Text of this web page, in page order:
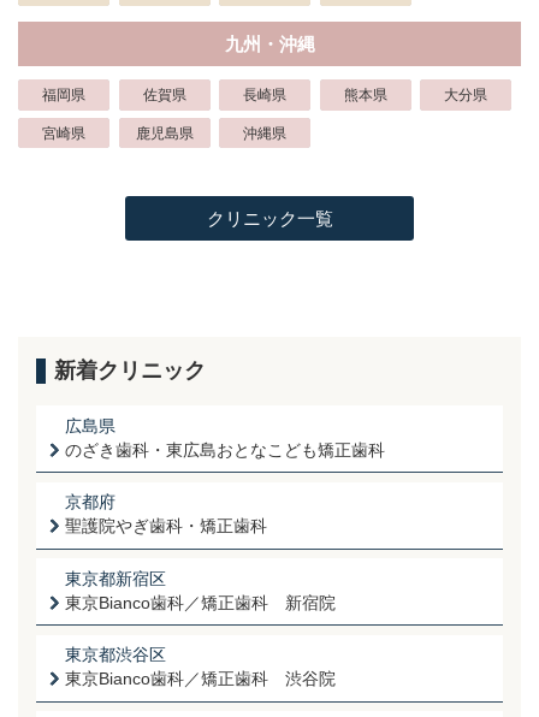
九州・沖縄
福岡県 佐賀県 長崎県 熊本県 大分県
宮崎県 鹿児島県 沖縄県
クリニック一覧
新着クリニック
広島県
のざき歯科・東広島おとなこども矯正歯科
京都府
聖護院やぎ歯科・矯正歯科
東京都新宿区
東京Bianco歯科／矯正歯科 新宿院
東京都渋谷区
東京Bianco歯科／矯正歯科 渋谷院